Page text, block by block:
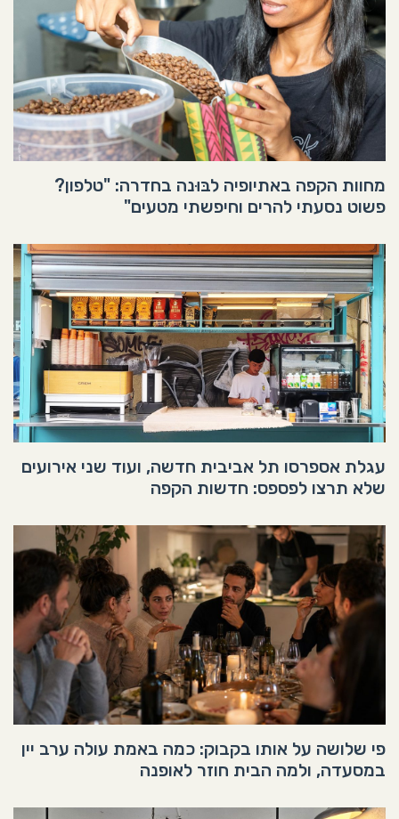
מחוות הקפה באתיופיה לבּוּנה בחדרה: "טלפון?
פשוט נסעתי להרים וחיפשתי מטעים"
עגלת אספרסו תל אביבית חדשה, ועוד שני אירועים
שלא תרצו לפספס: חדשות הקפה
פי שלושה על אותו בקבוק: כמה באמת עולה ערב יין
במסעדה, ולמה הבית חוזר לאופנה